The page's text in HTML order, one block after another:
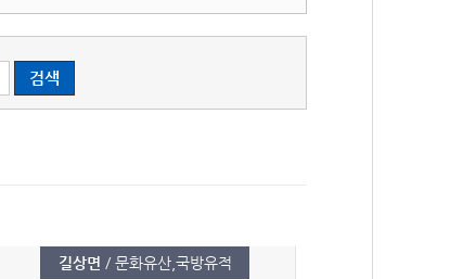
길상면 / 문화유산,국방유적